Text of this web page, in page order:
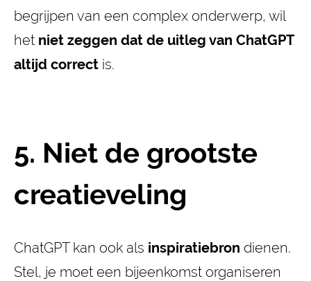
begrijpen van een complex onderwerp, wil
het niet zeggen dat de uitleg van ChatGPT
altijd correct is.
5. Niet de grootste
creatieveling
ChatGPT kan ook als inspiratiebron dienen.
Stel, je moet een bijeenkomst organiseren